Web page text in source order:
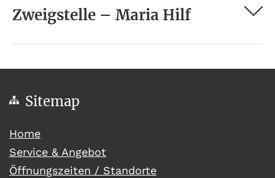
Zweigstelle – Maria Hilf
Sitemap
Home(current)
Service & Angebot
Öffnungszeiten / Standorte